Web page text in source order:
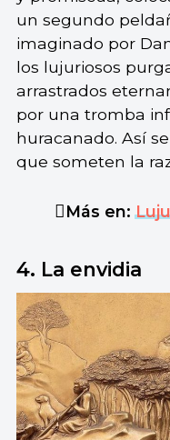
un segundo
imaginado por
los lujuriosos
arrastrados
por una tromba
huracanado. Así
que someten la
Más en:
4. La envidia